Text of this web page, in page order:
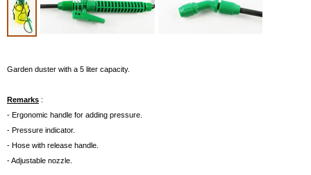
Garden duster with a 5 liter capacity.
Remarks :
- Ergonomic handle for adding pressure.
- Pressure indicator.
- Hose with release handle.
- Adjustable nozzle.